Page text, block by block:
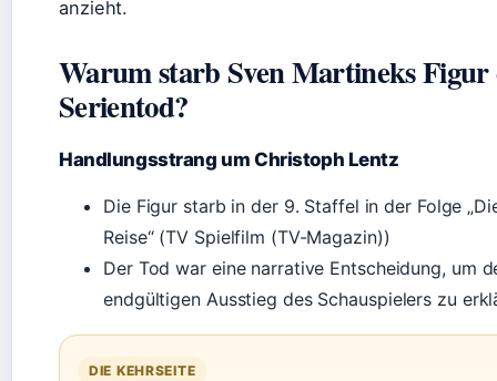
anzieht.
Warum starb Sven Martineks Figur
Serientod?
Handlungsstrang um Christoph Lentz
Die Figur starb in der 9. Staffel in der Folge
Reise“ (TV Spielfilm (TV-Magazin))
Der Tod war eine narrative Entscheidung, um
endgültigen Ausstieg des Schauspielers zu
DIE KEHRSEITE